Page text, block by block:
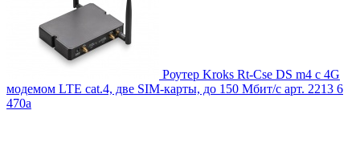
Роутер Kroks Rt-Cse DS m4 с 4G
модемом LTE cat.4, две SIM-карты, до 150 Мбит/с арт. 2213 6
470a